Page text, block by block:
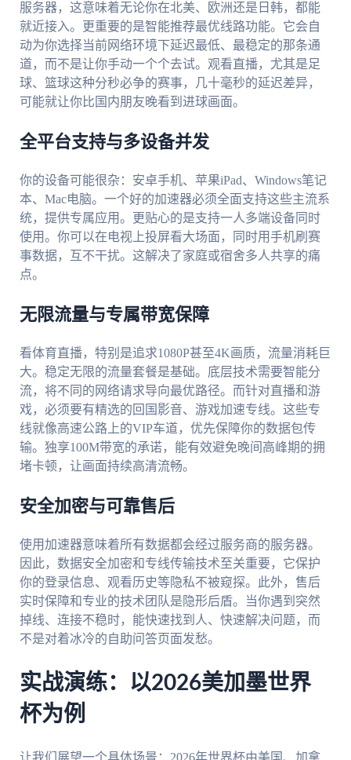
服务器，这意味着无论你在北美、欧洲还是日韩，都能
就近接入。更重要的是智能推荐最优线路功能。它会自
动为你选择当前网络环境下延迟最低、最稳定的那条通
道，而不是让你手动一个个去试。观看直播，尤其是足
球、篮球这种分秒必争的赛事，几十毫秒的延迟差异，
可能就让你比国内朋友晚看到进球画面。
全平台支持与多设备并发
你的设备可能很杂：安卓手机、苹果iPad、Windows笔记
本、Mac电脑。一个好的加速器必须全面支持这些主流系
统，提供专属应用。更贴心的是支持一人多端设备同时
使用。你可以在电视上投屏看大场面，同时用手机刷赛
事数据，互不干扰。这解决了家庭或宿舍多人共享的痛
点。
无限流量与专属带宽保障
看体育直播，特别是追求1080P甚至4K画质，流量消耗巨
大。稳定无限的流量套餐是基础。底层技术需要智能分
流，将不同的网络请求导向最优路径。而针对直播和游
戏，必须要有精选的回国影音、游戏加速专线。这些专
线就像高速公路上的VIP车道，优先保障你的数据包传
输。独享100M带宽的承诺，能有效避免晚间高峰期的拥
堵卡顿，让画面持续高清流畅。
安全加密与可靠售后
使用加速器意味着所有数据都会经过服务商的服务器。
因此，数据安全加密和专线传输技术至关重要，它保护
你的登录信息、观看历史等隐私不被窥探。此外，售后
实时保障和专业的技术团队是隐形后盾。当你遇到突然
掉线、连接不稳时，能快速找到人、快速解决问题，而
不是对着冰冷的自助问答页面发愁。
实战演练：以2026美加墨世界
杯为例
让我们展望一个具体场景：2026年世界杯由美国、加拿